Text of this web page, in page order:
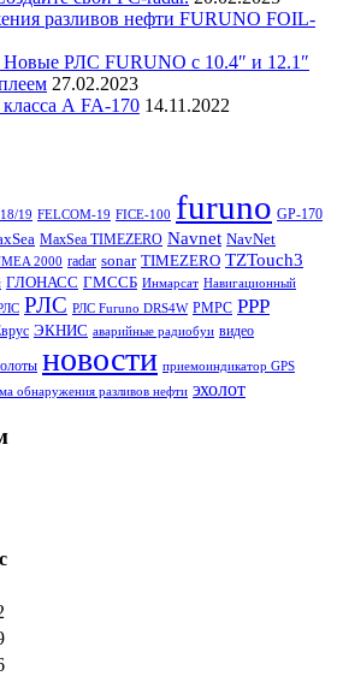
разливов нефти FURUNO FOIL-
РЛС FURUNO c 10.4″ и 12.1″
27.02.2023
А FA-170 14.11.2022
19 FELCOM-19 FICE-100 furuno GP-170
MaxSea TIMEZERO Navnet NavNet
2000 radar sonar TIMEZERO TZTouch3
ГЛОНАСС ГМССБ Инмарсат Навигационный
РЛС РЛС Furuno DRS4W РМРС РРР
ЭКНИС аварийные радиобуи видео
новости приемоиндикатор GPS
обнаружения разливов нефти эхолот